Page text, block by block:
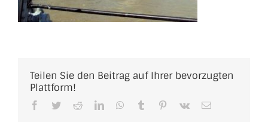
Teilen Sie den Beitrag auf Ihrer bevorzugten
Plattform!
Facebook
TwitterRedditLinkedInWhatsApp
Tumblr Pinterest
Vk
E-